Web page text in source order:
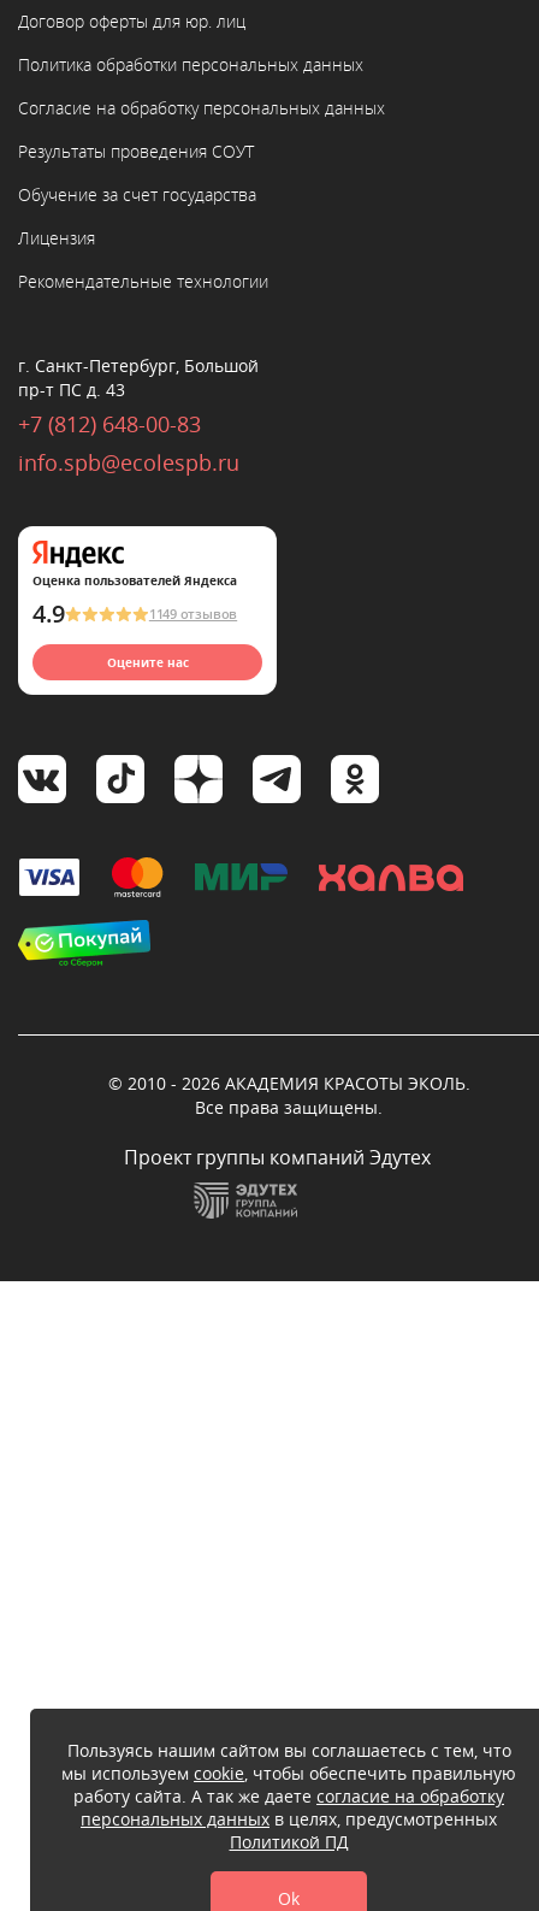
Договор оферты для юр. лиц
Политика обработки персональных данных
Согласие на обработку персональных данных
Результаты проведения СОУТ
Обучение за счет государства
Лицензия
Рекомендательные технологии
г. Санкт-Петербург, Большой
пр-т ПС д. 43
+7 (812) 648-00-83
info.spb@ecolespb.ru
Оценка пользователей Яндекса
4.9 1149 отзывов
Оцените нас
© 2010 - 2026 АКАДЕМИЯ КРАСОТЫ ЭКОЛЬ.
Все права защищены.
Проект группы компаний Эдутех
Пользуясь нашим сайтом вы соглашаетесь с тем, что
мы используем cookie, чтобы обеспечить правильную
работу сайта. А так же даете согласие на обработку
персональных данных в целях, предусмотренных
Политикой ПД
Ok